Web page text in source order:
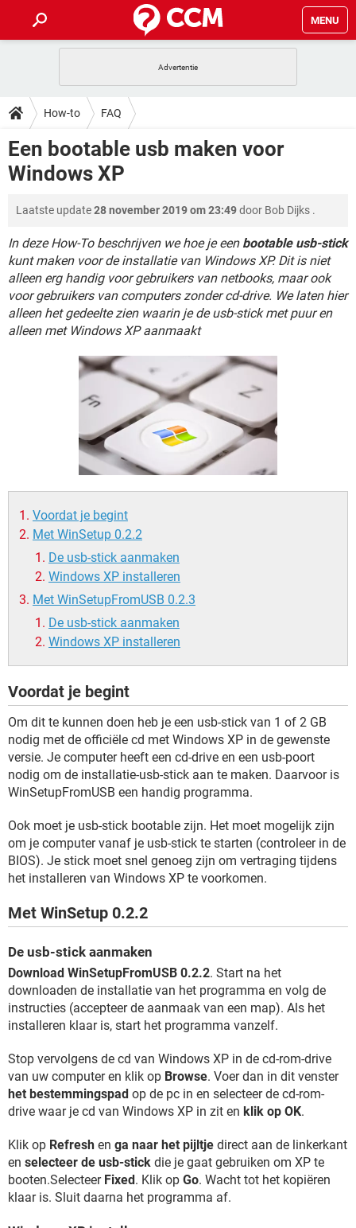
MENU
INSTAGRAM
NETFLIX CORONAVIRUS
GRATIS
HOW-TO
VIDEOBELLEN
INSTAGRAM WINDOWS 10
GRATIS SNAPCHAT
TIKTOK
DOWNLOADS
VIDEOBELLEN
SNAPCHAT
TIKTOK
FORUM
VIDEOBELLEN GAMES
INSTAGRAM WINDOWS 10
NETFLIX CORONAVIRUS
GRATIS SNAPCHAT
TIKTOK
VIDEOBELLEN GAMES
INSTAGRAM WINDOWS 10
NETFLIX CORONAVIRUS
GRATIS SNAPCHAT
How-to FAQ
Een bootable usb maken voor
Windows XP
Laatste update28 november 2019 om 23:49door Bob Dijks .
In deze How-To beschrijven we hoe je een bootable usb-stick
kunt maken voor de installatie van Windows XP. Dit is niet
alleen erg handig voor gebruikers van netbooks, maar ook
voor gebruikers van computers zonder cd-drive. We laten hier
alleen het gedeelte zien waarin je de usb-stick met puur en
alleen met Windows XP aanmaakt
Voordat je begint
Met WinSetup 0.2.2
De usb-stick aanmaken
Windows XP installeren
Met WinSetupFromUSB 0.2.3
De usb-stick aanmaken
Windows XP installeren
Voordat je begint
Om dit te kunnen doen heb je een usb-stick van 1 of 2 GB
nodig met de officiële cd met Windows XP in de gewenste
versie. Je computer heeft een cd-drive en een usb-poort
nodig om de installatie-usb-stick aan te maken. Daarvoor is
WinSetupFromUSB een handig programma.
Ook moet je usb-stick bootable zijn. Het moet mogelijk zijn
om je computer vanaf je usb-stick te starten (controleer in de
BIOS). Je stick moet snel genoeg zijn om vertraging tijdens
het installeren van Windows XP te voorkomen.
Met WinSetup 0.2.2
De usb-stick aanmaken
Download WinSetupFromUSB 0.2.2. Start na het
downloaden de installatie van het programma en volg de
instructies (accepteer de aanmaak van een map). Als het
installeren klaar is, start het programma vanzelf.
Stop vervolgens de cd van Windows XP in de cd-rom-drive
van uw computer en klik op Browse. Voer dan in dit venster
het bestemmingspad op de pc in en selecteer de cd-rom-
drive waar je cd van Windows XP in zit en klik op OK.
Klik op Refresh en ga naar het pijltje direct aan de linkerkant
en selecteer de usb-stick die je gaat gebruiken om XP te
booten.Selecteer Fixed. Klik op Go. Wacht tot het kopiëren
klaar is. Sluit daarna het programma af.